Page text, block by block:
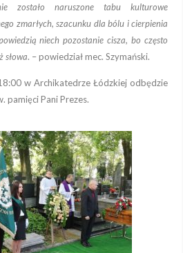
zostało naruszone tabu kulturowe
zmarłych, szacunku dla bólu i cierpienia
niech pozostanie cisza, bo często
słowa. – powiedział mec. Szymański.
w Archikatedrze Łódzkiej odbędzie
pamięci Pani Prezes.